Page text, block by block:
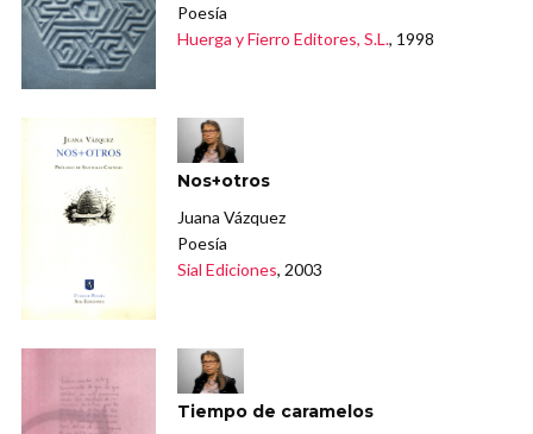
Poesía
Huerga y Fierro Editores, S.L., 1998
Nos+otros
Juana Vázquez
Poesía
Sial Ediciones, 2003
Tiempo de caramelos